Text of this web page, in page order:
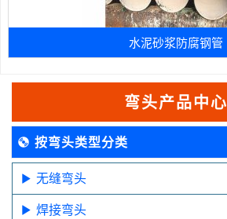
水泥砂浆防腐钢管
弯头产品中心
按弯头类型分类
无缝弯头
焊接弯头